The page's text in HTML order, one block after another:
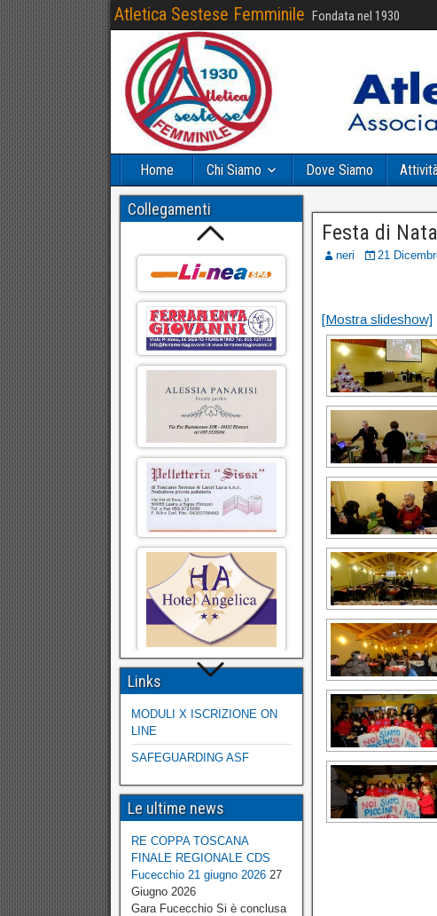
Atletica Sestese Femminile Fondata nel 1930
Home Chi Siamo Dove Siamo
Festa di
neri 21
[Mostra slideshow]
Collegamenti
Links
MODULI X ISCRIZIONE ON
LINE
SAFEGUARDING ASF
Le ultime news
RE COPPA TOSCANA
FINALE REGIONALE CDS
Fucecchio 21 giugno 202627
Giugno 2026
Gara Fucecchio Si è conclusa